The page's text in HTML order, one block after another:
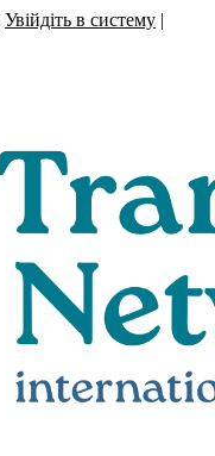
Увійдіть в систему |